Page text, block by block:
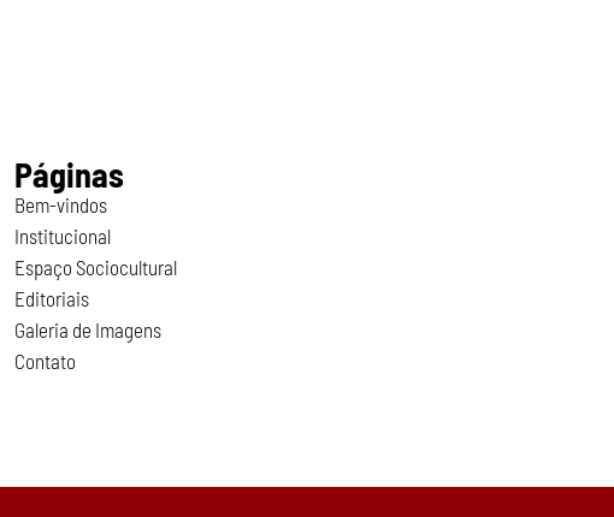
Páginas
Bem-vindos
Institucional
Espaço Sociocultural
Editoriais
Galeria de Imagens
Contato